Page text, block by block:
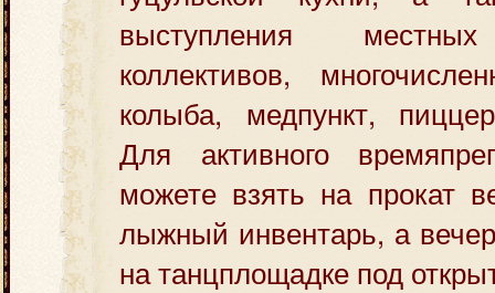
выступления
коллективов,
колыба, медпункт,
Для активного
можете взять на прокат
лыжный инвентарь, а
на танцплощадке под